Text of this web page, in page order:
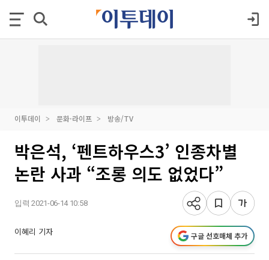
이투데이 문화·라이프 방송/TV
박은석, ‘펜트하우스3’ 인종차별
논란 사과 “조롱 의도 없었다”
입력 2021-06-14 10:58
이혜리 기자 구글 선호매체 추가